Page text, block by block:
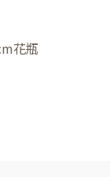
花瓶